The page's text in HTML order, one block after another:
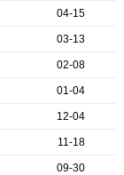
04-15
03-13
02-08
01-04
12-04
11-18
09-30